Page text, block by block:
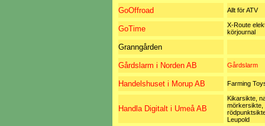
GoOffroad Allt för ATV
GoTime
X-Route
körjournal
Granngården
Gårdslarm i Norden AB Gårdslarm
Handelshuset i Morup AB Farming
Handla Digitalt i Umeå AB
Kikarsikte,
mörkersikte,
Leupold